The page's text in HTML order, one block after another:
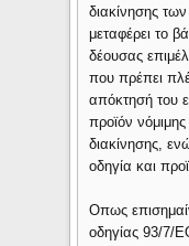
διακίνησης
μεταφέρει το
δέουσας
που πρέπει
απόκτησή του
προϊόν
διακίνησης,
οδηγία και
Οπως
οδηγίας 93/7/